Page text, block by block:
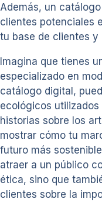
Además, un
clientes potenciales
tu base de clientes y
Imagina que tienes
especializado en
catálogo digital,
ecológicos
historias sobre los
mostrar cómo tu
futuro más
atraer a un público
ética, sino que
clientes sobre la